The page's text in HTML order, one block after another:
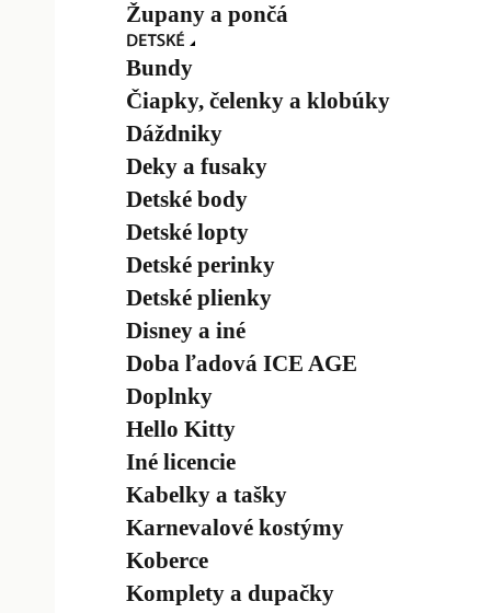
Župany a pončá
Bundy
Čiapky, čelenky a klobúky
Dáždniky
Deky a fusaky
Detské body
Detské lopty
Detské perinky
Detské plienky
Disney a iné
Doba ľadová ICE AGE
Doplnky
Hello Kitty
Iné licencie
Kabelky a tašky
Karnevalové kostýmy
Koberce
Komplety a dupačky